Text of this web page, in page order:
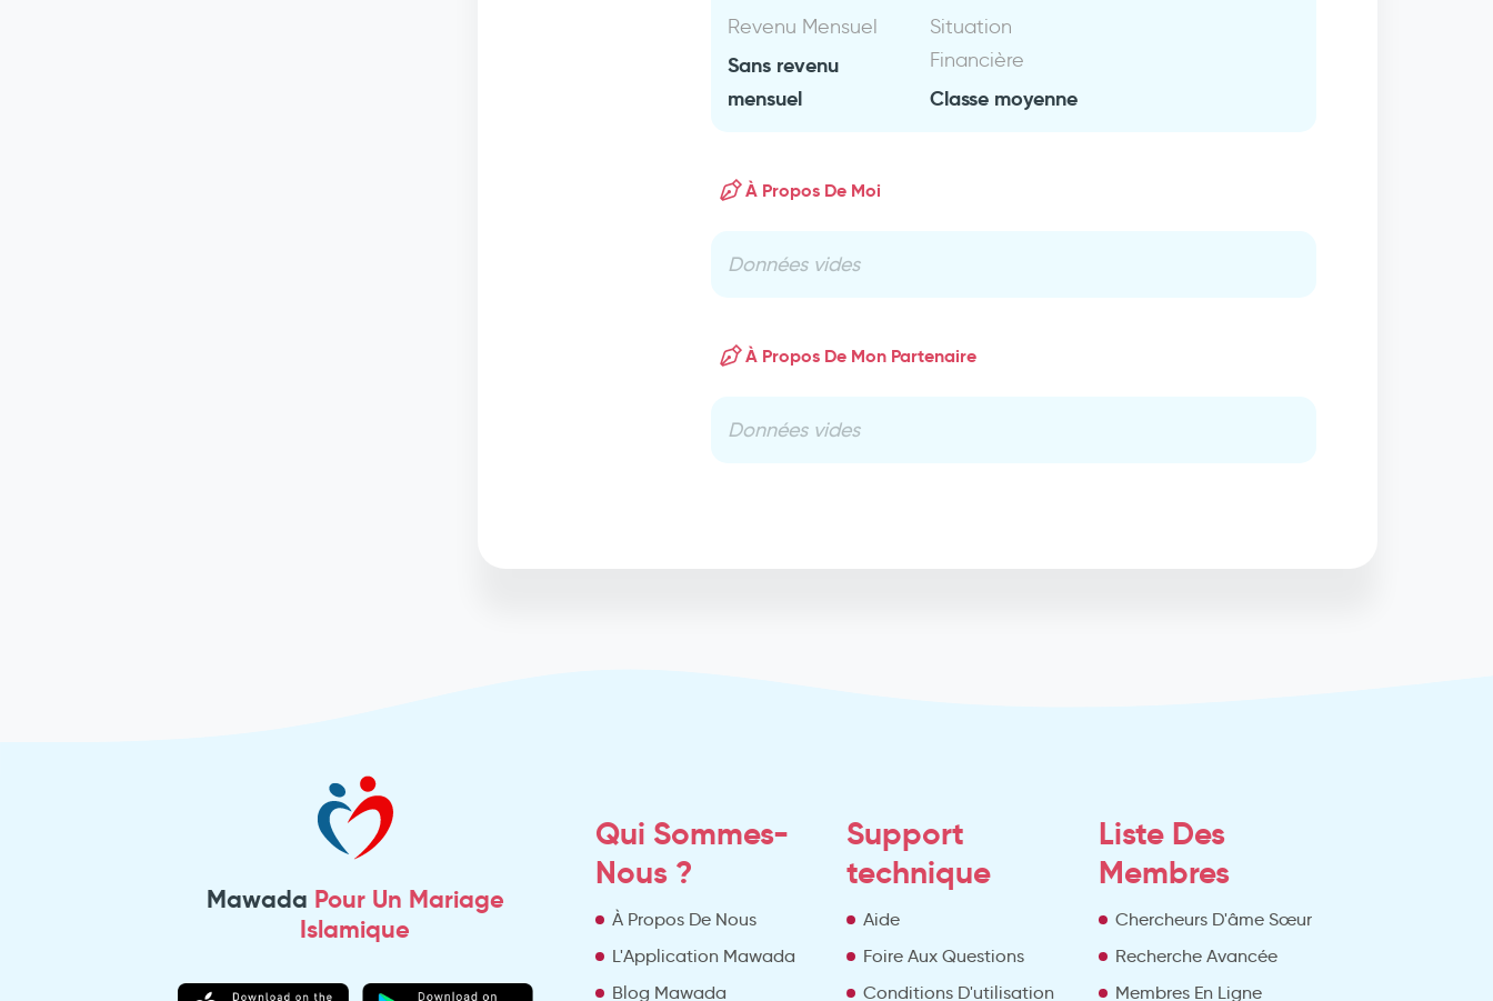
Revenu Mensuel
Sans revenu
mensuel
Situation
Financière
Classe moyenne
À Propos De Moi
Données vides
À Propos De Mon Partenaire
Données vides
Mawada Pour Un Mariage
Islamique
Qui Sommes-
Nous ?
À Propos De Nous
L'Application Mawada
Blog Mawada
Support
technique
Aide
Foire Aux Questions
Conditions D'utilisation
Liste Des
Membres
Chercheurs D'âme Sœur
Recherche Avancée
Membres En Ligne